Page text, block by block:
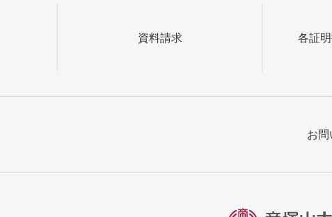
資料請求 各証
お